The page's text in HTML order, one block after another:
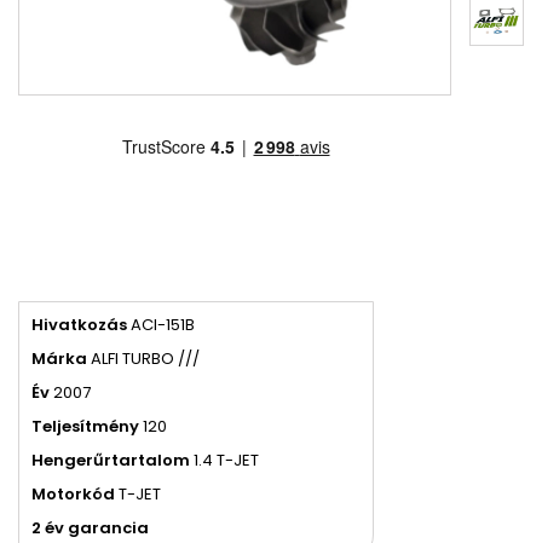
HivatkozásACI-151B
Márka ALFI TURBO ///
Év2007
Teljesítmény120
Hengerűrtartalom 1.4 T-JET
Motorkód T-JET
2 év garancia